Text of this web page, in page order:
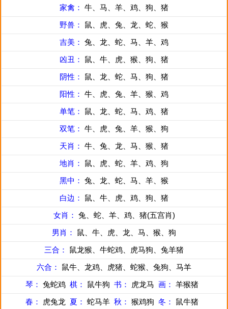
家禽： 牛、马、羊、鸡、狗、猪
野兽： 鼠、虎、兔、龙、蛇、猴
吉美： 兔、龙、蛇、马、羊、鸡
凶丑： 鼠、牛、虎、猴、狗、猪
阴性： 鼠、龙、蛇、马、狗、猪
阳性： 牛、虎、兔、羊、猴、鸡
单笔： 鼠、龙、蛇、马、鸡、猪
双笔： 牛、虎、兔、羊、猴、狗
天肖： 牛、兔、龙、马、猴、猪
地肖： 鼠、虎、蛇、羊、鸡、狗
黑中： 兔、龙、蛇、马、羊、猴
白边： 鼠、牛、虎、鸡、狗、猪
女肖： 兔、蛇、羊、鸡、猪(五宫肖)
男肖： 鼠、牛、虎、龙、马、猴、狗
三合： 鼠龙猴、牛蛇鸡、虎马狗、兔羊猪
六合： 鼠牛、龙鸡、虎猪、蛇猴、兔狗、马羊
琴： 兔蛇鸡 棋： 鼠牛狗 书： 虎龙马 画： 羊猴猪
春：
虎兔龙 夏： 蛇马羊 秋： 猴鸡狗 冬： 鼠牛猪